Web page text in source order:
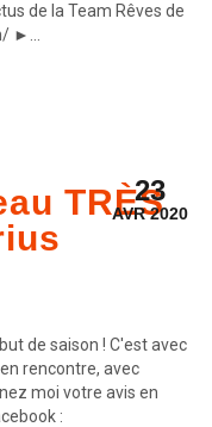
de la Team Rêves de
►...
TRÈS
23
AVR 2020
de saison ! C'est avec
rencontre, avec
moi votre avis en
: